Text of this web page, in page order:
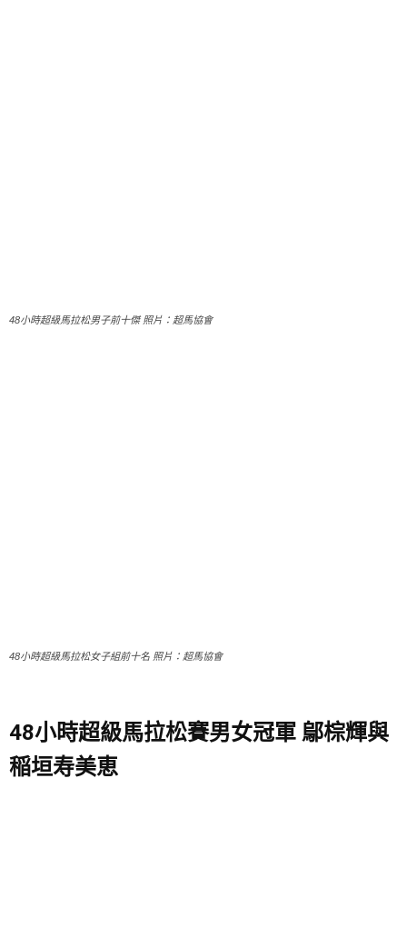
48小時超級馬拉松男子前十傑 照片：超馬協會
48小時超級馬拉松女子組前十名 照片：超馬協會
48小時超級馬拉松賽男女冠軍 鄔棕輝與
稲垣寿美恵